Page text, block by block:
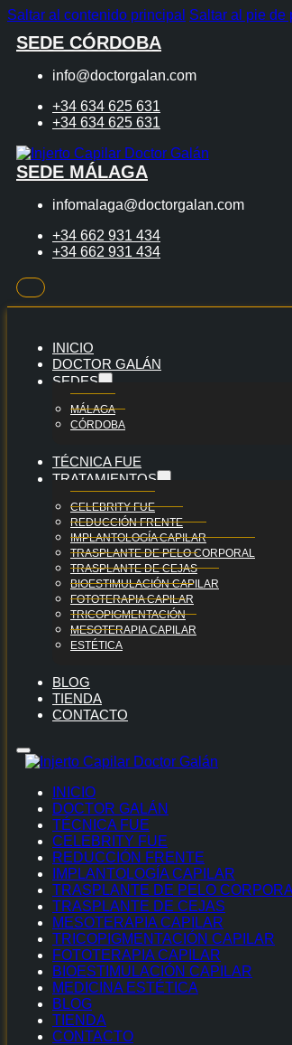
Saltar al contenido principal Saltar al pie de
SEDE CÓRDOBA
info@doctorgalan.com
+34 634 625 631
+34 634 625 631
SEDE MÁLAGA
infomalaga@doctorgalan.com
+34 662 931 434
+34 662 931 434
INICIO
DOCTOR GALÁN
SEDES
MÁLAGA
CÓRDOBA
TÉCNICA FUE
TRATAMIENTOS
CELEBRITY FUE
REDUCCIÓN FRENTE
IMPLANTOLOGÍA CAPILAR
TRASPLANTE DE PELO CORPORAL
TRASPLANTE DE CEJAS
BIOESTIMULACIÓN CAPILAR
FOTOTERAPIA CAPILAR
TRICOPIGMENTACIÓN
MESOTERAPIA CAPILAR
ESTÉTICA
BLOG
TIENDA
CONTACTO
INICIO
DOCTOR GALÁN
TÉCNICA FUE
CELEBRITY FUE
REDUCCIÓN FRENTE
IMPLANTOLOGÍA CAPILAR
TRASPLANTE DE PELO
TRASPLANTE DE CEJAS
MESOTERAPIA CAPILAR
TRICOPIGMENTACIÓN CAPILAR
FOTOTERAPIA CAPILAR
BIOESTIMULACIÓN CAPILAR
MEDICINA ESTÉTICA
BLOG
TIENDA
CONTACTO